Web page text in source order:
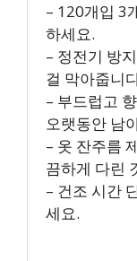
– 120개입 3
하세요.
– 정전기 방
걸 막아줍니
– 부드럽고
오랫동안 남
– 옷 잔주름
끔하게 다린
– 건조 시간
세요.